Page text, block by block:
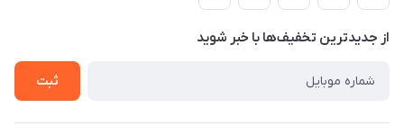
درباره ما
حریم خصوصی
راهنما
از جدید‌ترین تخفیف‌ها با‌ خبر شوید
ثبت